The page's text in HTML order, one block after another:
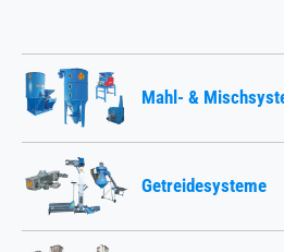
Mahl- &
Getreidesysteme